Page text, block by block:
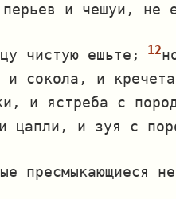
перьев и чешуи, не
чистую ешьте;
и сокола, и
и ястреба с
и цапли, и зуя с
пресмыкающиеся